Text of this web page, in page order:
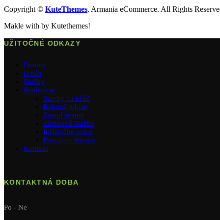
Copyright © KuteThemes. Armania eCommerce. All Rights
Makle with by Kutethemes!
UŽITOČNÉ ODKAZY
Domov
O nás
Služby
Realizácie
Stavby na kľúč
Rekonštrukcie
Zatepľovanie
Zámková dlažba
Inštalačné práce
Prenájom lešenia
Kontakt
KONTAKTNÁ DOBA
Po - Ne